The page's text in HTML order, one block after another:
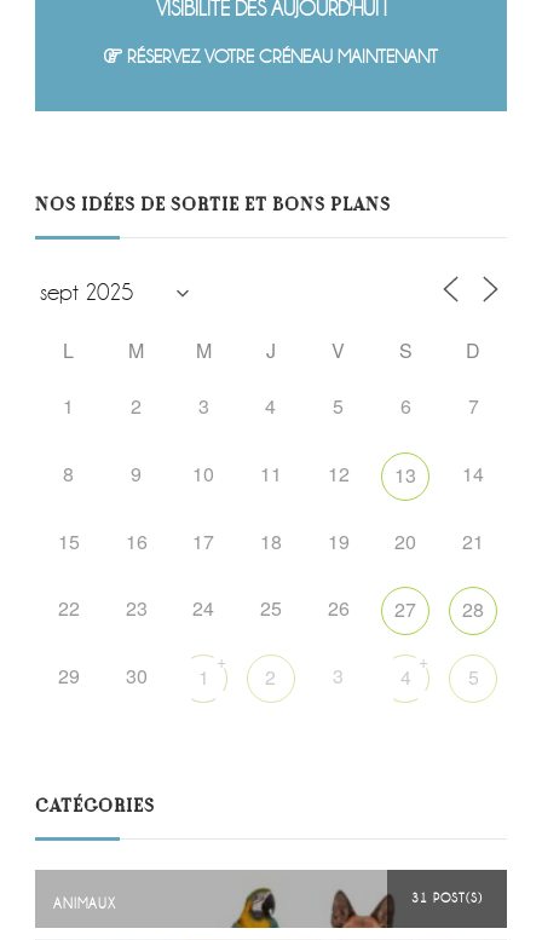
VISIBILITÉ DÈS AUJOURD'HUI !
RÉSERVEZ VOTRE CRÉNEAU MAINTENANT
NOS IDÉES DE SORTIE ET BONS PLANS
L M M J V S
D
1
2 3 4 5 6 7
8 9 10 11 12 13 14
15 16 17 18 19 20 21
22 23 24 25 26 27 28
29 30 1
+
2 3 4
+
5
CATÉGORIES
ANIMAUX 31 POST(S)